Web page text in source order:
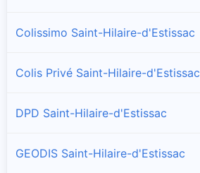
Colissimo Saint-Hilaire-d'Estissac
Colis Privé Saint-Hilaire-d'Estissac
DPD Saint-Hilaire-d'Estissac
GEODIS Saint-Hilaire-d'Estissac